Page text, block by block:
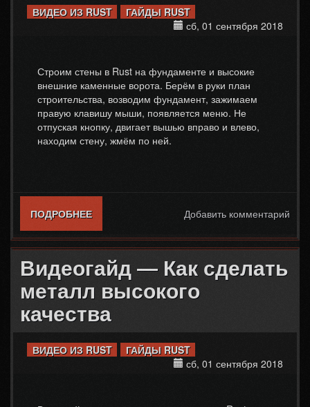
ВИДЕО ИЗ RUST
ГАЙДЫ RUST
сб, 01 сентября 2018
Строим стены в Rust на фундаменте и высокие
внешние каменные ворота. Берём в руки план
строительства, возводим фундамент, зажимаем
правую клавишу мыши, появляется меню. Не
отпуская кнопку, двигает вышью вправо и влево,
находим стену, жмём по ней.
ПОДРОБНЕЕО ВИДЕОГАЙД — КАК СТРОИТЬ СТЕНЫ В
RUST
Добавить комментарий
Видеогайд — Как сделать
металл высокого
качества
ВИДЕО ИЗ RUST
ГАЙДЫ RUST
сб, 01 сентября 2018